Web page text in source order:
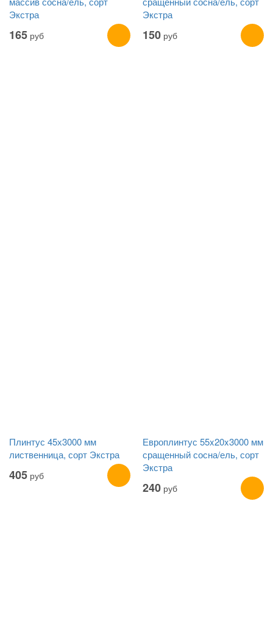
Экстра
165 руб
Экстра
150 руб
Плинтус 45х3000 мм
лиственница, сорт Экстра
405 руб
Европлинтус 55x20x3000 мм
сращенный сосна/ель, сорт
Экстра
240 руб